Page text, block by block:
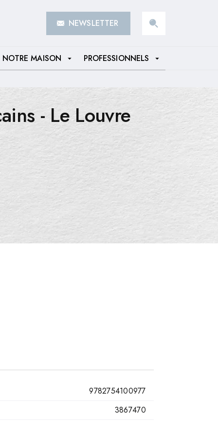
NEWSLETTER
NOTRE MAISON arrow_drop_down PROFESSIONNELS arrow_drop_down
- Le Louvre
9782754100977
3867470